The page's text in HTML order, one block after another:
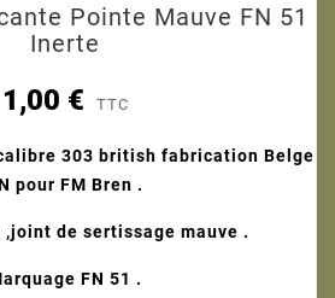
Pointe Mauve FN 51
Inerte
1,00 € TTC
303 british fabrication Belge
pour FM Bren .
,joint de sertissage mauve .
FN 51 .